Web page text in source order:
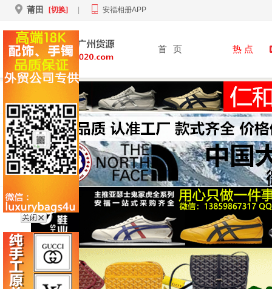
莆田 [切换] 安福相册APP
首 页 热 点